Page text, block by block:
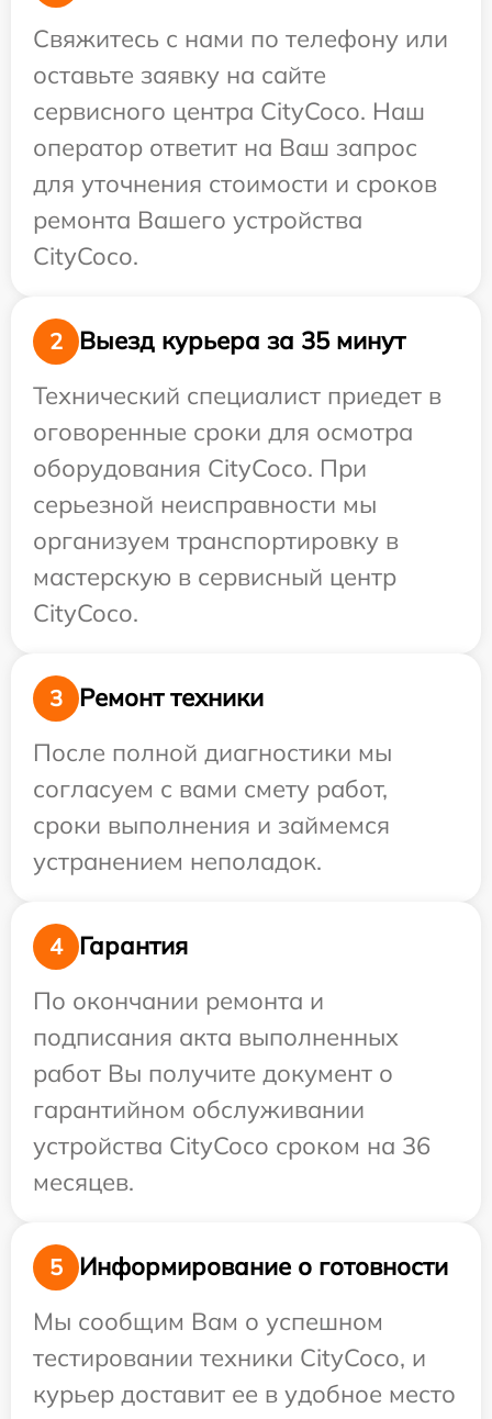
Свяжитесь с нами по телефону или
оставьте заявку на сайте
сервисного центра CityCoco. Наш
оператор ответит на Ваш запрос
для уточнения стоимости и сроков
ремонта Вашего устройства
CityCoco.
2
Выезд курьера за 35 минут
Технический специалист приедет в
оговоренные сроки для осмотра
оборудования CityCoco. При
серьезной неисправности мы
организуем транспортировку в
мастерскую в сервисный центр
CityCoco.
3
Ремонт техники
После полной диагностики мы
согласуем с вами смету работ,
сроки выполнения и займемся
устранением неполадок.
4
Гарантия
По окончании ремонта и
подписания акта выполненных
работ Вы получите документ о
гарантийном обслуживании
устройства CityCoco сроком на 36
месяцев.
5
Информирование о готовности
Мы сообщим Вам о успешном
тестировании техники CityCoco, и
курьер доставит ее в удобное место